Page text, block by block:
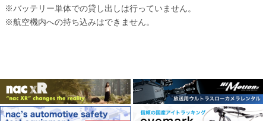
※バッテリー単体での貸し出しは行っていません。
※航空機内への持ち込みはできません。